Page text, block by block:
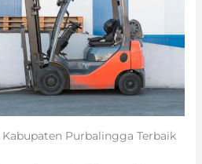
Purbalingga Terbaik